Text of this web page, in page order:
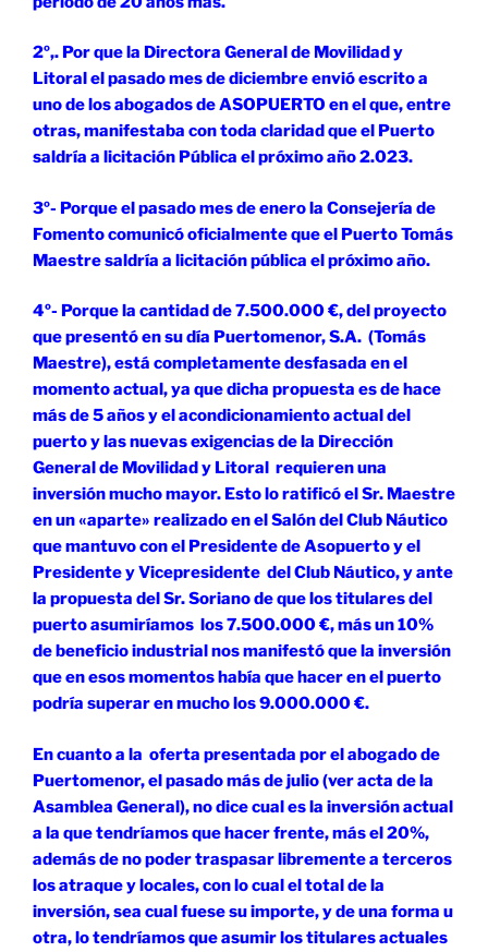
2º,. Por que la Directora General de Movilidad y
Litoral el pasado mes de diciembre envió escrito a
uno de los abogados de ASOPUERTO en el que, entre
otras, manifestaba con toda claridad que el Puerto
saldría a licitación Pública el próximo año 2.023.
3º- Porque el pasado mes de enero la Consejería de
Fomento comunicó oficialmente que el Puerto Tomás
Maestre saldría a licitación pública el próximo año.
4º- Porque la cantidad de 7.500.000 €, del proyecto
que presentó en su día Puertomenor, S.A. (Tomás
Maestre), está completamente desfasada en el
momento actual, ya que dicha propuesta es de hace
más de 5 años y el acondicionamiento actual del
puerto y las nuevas exigencias de la Dirección
General de Movilidad y Litoral requieren una
inversión mucho mayor. Esto lo ratificó el Sr. Maestre
en un «aparte» realizado en el Salón del Club Náutico
que mantuvo con el Presidente de Asopuerto y el
Presidente y Vicepresidente del Club Náutico, y ante
la propuesta del Sr. Soriano de que los titulares del
puerto asumiríamos los 7.500.000 €, más un 10%
de beneficio industrial nos manifestó que la inversión
que en esos momentos había que hacer en el puerto
podría superar en mucho los 9.000.000 €.
En cuanto a la oferta presentada por el abogado de
Puertomenor, el pasado más de julio (ver acta de la
Asamblea General), no dice cual es la inversión actual
a la que tendríamos que hacer frente, más el 20%,
además de no poder traspasar libremente a terceros
los atraque y locales, con lo cual el total de la
inversión, sea cual fuese su importe, y de una forma u
otra, lo tendríamos que asumir los titulares actuales